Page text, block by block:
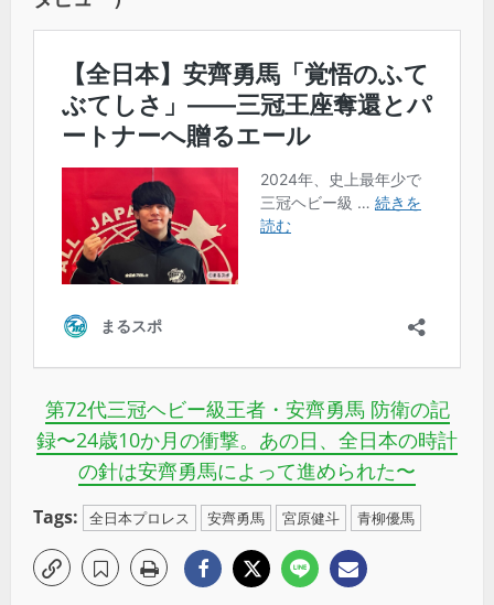
第72代三冠ヘビー級王者・安齊勇馬 防衛の記
録〜24歳10か月の衝撃。あの日、全日本の時計
の針は安齊勇馬によって進められた〜
Tags: 全日本プロレス 安齊勇馬 宮原健斗 青柳優馬